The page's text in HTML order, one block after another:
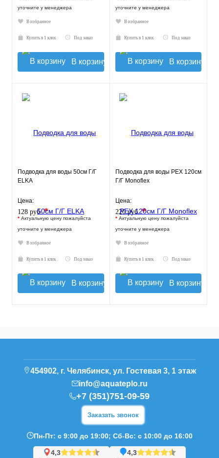
уточните у менеджера
В избранное
Купить в 1 клик Под заказ
В корзину
уточните у менеджера
В избранное
Купить в 1 клик Под заказ
В корзину
Подводка для воды 50см Г/Г
ELKA
Цена:
128 руб.*
* Актуальную цену пожалуйста
уточните у менеджера
В избранное
Купить в 1 клик Под заказ
В корзину
Подводка для воды РЕХ 120см
Г/Г Monoflex
Цена:
220 руб.*
* Актуальную цену пожалуйста
уточните у менеджера
В избранное
Купить в 1 клик Под заказ
В корзину
454902, г. Челябинск, ул. Гостевая 3, 1 этаж
info@aquateplo.ru
+7 (351)751-09-59
Заказать звонок
Пн-Пт: с 9:00 до 19:00; Сб-Вс: с 10:00 до 16:00
4,3 4,3